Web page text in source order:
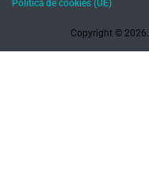
Copyright © 2026.
Política de cookies (UE)